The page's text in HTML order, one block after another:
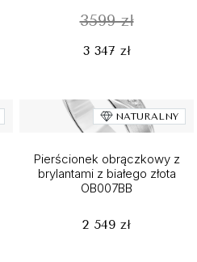
3599 zł
3 347 zł
NATURALNY
Pierścionek obrączkowy z
brylantami z białego złota
OB007BB
2 549 zł